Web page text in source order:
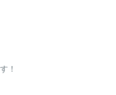
！